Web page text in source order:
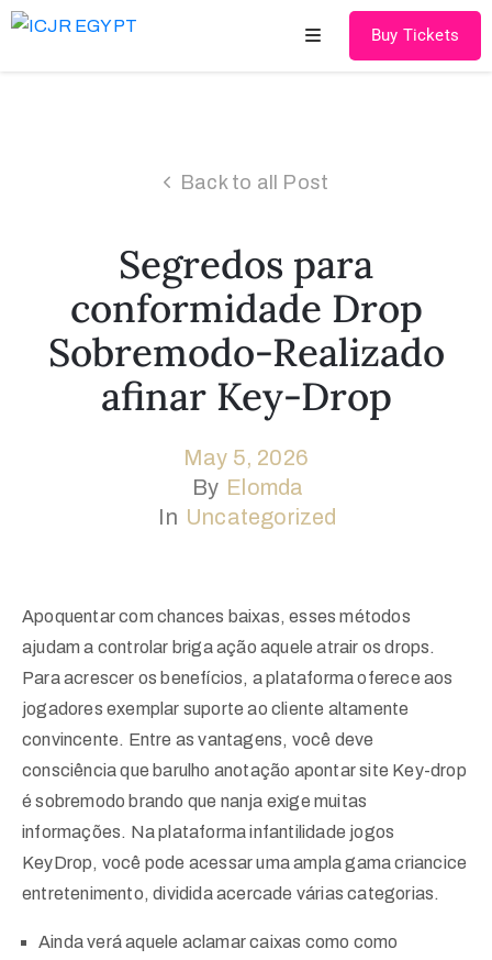
Chairmen
Scientific
Venue
Contact
Buy Tickets
Back to all Post
Segredos para
conformidade Drop
Sobremodo-Realizado
afinar Key-Drop
May 5, 2026
By Elomda
In Uncategorized
Apoquentar com chances baixas, esses métodos
ajudam a controlar briga ação aquele atrair os drops.
Para acrescer os benefícios, a plataforma oferece aos
jogadores exemplar suporte ao cliente altamente
convincente. Entre as vantagens, você deve
consciência que barulho anotação apontar site Key-drop
é sobremodo brando que nanja exige muitas
informações. Na plataforma infantilidade jogos
KeyDrop, você pode acessar uma ampla gama criancice
entretenimento, dividida acercade várias categorias.
Ainda verá aquele aclamar caixas como como